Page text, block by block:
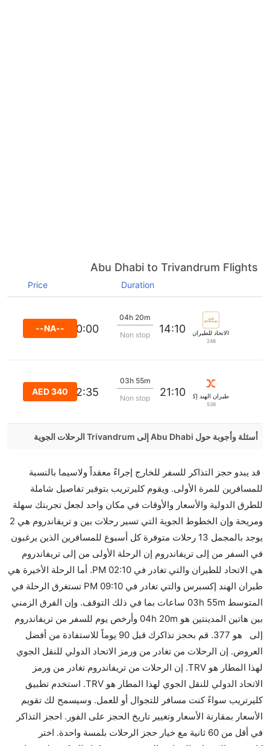
Abu Dhabi to Trivandrum Flights
Duration
Price
الاتحاد للطيران
248
14:10
04h 20m
Non stop
20:00
--NA--
طيران الهند إكسبرس
538
21:10
03h 55m
Non stop
02:35
AED 340
أسئلة وأجوبة حول Abu Dhabi إلى Trivandrum الرحلات الجوية
رحلة مباشرة من إلىتريفاندروم مما تستغرقه الخطوط
الجوية الأخرى؟
نعم. توفر كل من Air India Express أسرع رحلات الطيران
على هذا الطريق،
هل توفر شركات الطيران مساحة إضافية للنوم؟
كثير من خطوط طيران درجة رجال الأعمال توفر مساحة
إضافية للنوم.
هل يمكنني حمل طعامي الخاص؟
نعم، يمكنك حمل طعامك الخاص، و لكن يجب أن يكون معبئا
بشكل جيد.
هل سيقدم لي الكحول على متن رحلة من إلى تريفاندروم؟
لا تقدم شركة الطيران الكحول على متن رحلة داخلية. يتم
تقديم الكحول على متن الرحلات الدولية فقط.
ما متوسط أسعار رحلة الدرجة الاقتصادية من إلى
تريفاندروم؟
تتراوح أسعار رحلة الدرجة الاقتصادية من AED 377 إلى
قد يبدو حجز التذاكر للسفر للخارج إجراءً معقداً ولاسيما بالنسبة
للمسافرين للمرة الأولى. ويقوم كليرتريب بتوفير تفاصيل شاملة
للطرق الدولية والأسعار والأوقات في مكان واحد لجعل تجربتك سهلة
ومريحة وإن الخطوط الجوية التي تسير رحلات بين و تريفاندروم هي 2
يوجد بالمجمل 13 رحلات متوفرة كل أسبوع للمسافرين الذين يرغبون
في السفر من إلى تريفاندروم إن الرحلة الأولى من إلى تريفاندروم
هي الاتحاد للطيران والتي تغادر في 02:10 PM. أما الرحلة الأخيرة هي
طيران الهند إكسبرس والتي تغادر في 09:10 PM تستغرق الرحلة في
المتوسط 03h 55m ساعات بما في ذلك التوقف. وإن الفرق الزمني
بين هاتين المدينتين هو 04h 20m وأرخص يوم للسفر من تريفاندروم
إلى هو 377. قم بحجز تذاكرك قبل 90 يوماً للاستفادة من أفضل
العروض. إن الرحلات من تغادر من ورمز الاتحاد الدولي للنقل الجوي
لهذا المطار هو TRV. إن الرحلات من تريفاندروم تغادر من ورمز
الاتحاد الدولي للنقل الجوي لهذا المطار هو TRV. استخدم تطبيق
كليرتريب سواءً كنت مسافر للتجوال أو للعمل. وسيسمح لك تقويم
الأسعار بمقارنة الأسعار وتغيير تاريخ الحجز على الفور. احجز التذاكر
في أقل من 60 ثانية مع خيار حجز الرحلات بلمسة واحدة. اختر